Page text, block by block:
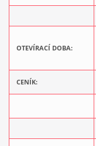
OTEVÍRACÍ DOBA:
CENÍK: